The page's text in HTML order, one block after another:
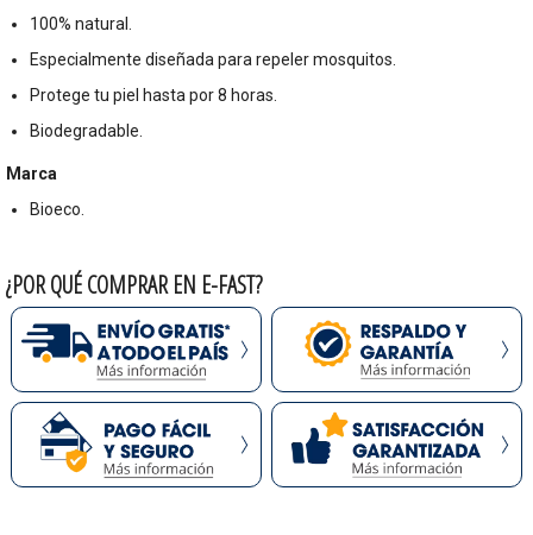
100% natural.
Especialmente diseñada para repeler mosquitos.
Protege tu piel hasta por 8 horas.
Biodegradable.
Marca
Bioeco.
¿POR QUÉ COMPRAR EN E-FAST?